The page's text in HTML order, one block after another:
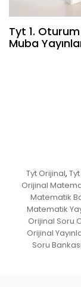
Tyt 1.
Muba
Tyt Orijinal,
Orijinal
Matematik
Matematik
Orijinal Soru
Orijinal
Soru